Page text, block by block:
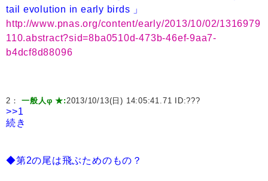
tail evolution in early birds 」
http://www.pnas.org/content/early/2013/10/02/1316979
110.abstract?sid=8ba0510d-473b-46ef-9aa7-
b4dcf8d88096
2：一般人φ ★:2013/10/13(日) 14:05:41.71 ID:???
>>1
続き
◆第2の尾は飛ぶためのもの？